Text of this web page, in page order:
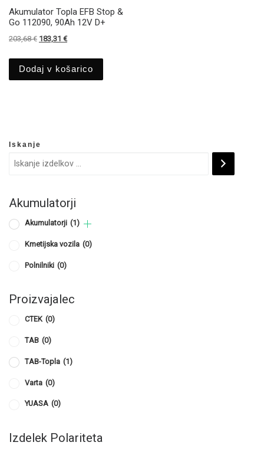
Akumulator Topla EFB Stop &
Go 112090, 90Ah 12V D+
203,68€ Izvirna cena je bila: 203,68 €.
183,31 €Trenutna cena je: 183,31 €.
Dodaj v košarico
Iskanje
Akumulatorji
Akumulatorji (1)
Kmetijska vozila (0)
Polnilniki (0)
Proizvajalec
CTEK (0)
TAB (0)
TAB-Topla (1)
Varta (0)
YUASA (0)
Izdelek Polariteta